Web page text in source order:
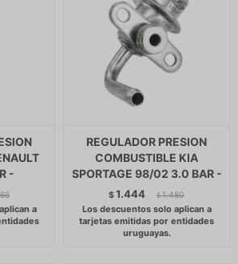
-
REGULADOR PRESION
COMBUSTIBLE KIA
SPORTAGE 98/02 3.0 BAR -
$1.444 $ 1.480